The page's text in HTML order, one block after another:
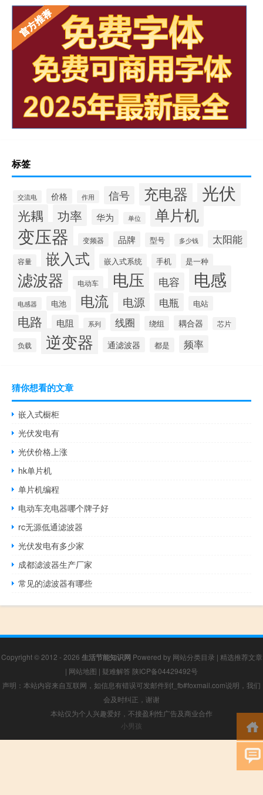
标签
交流电 价格 作用 信号 充电器 光伏
光耦 功率 华为 单位 单片机
变压器 变频器 品牌 型号 多少钱 太阳能
容量 嵌入式 嵌入式系统 手机 是一种
滤波器 电动车 电压 电容 电感
电感器 电池 电流 电源 电瓶 电站
电路 电阻 系列 线圈 绕组 耦合器 芯片
负载 逆变器 通滤波器 都是 频率
猜你想看的文章
嵌入式橱柜
光伏发电有
光伏价格上涨
hk单片机
单片机编程
电动车充电器哪个牌子好
rc无源低通滤波器
光伏发电有多少家
成都滤波器生产厂家
常见的滤波器有哪些
Copyright © 2012 - 2026 生活节能知识网 Powered by 网站分类目录 | 精选推荐文章
| 网站地图 | 疑难解答 陕ICP备04429492号
声明：本站内容来自互联网，如信息有错误可发邮件到f_fb#foxmail.com说明，我们
会及时纠正，谢谢
本站仅为个人兴趣爱好，不接盈利性广告及商业合作
小男孩